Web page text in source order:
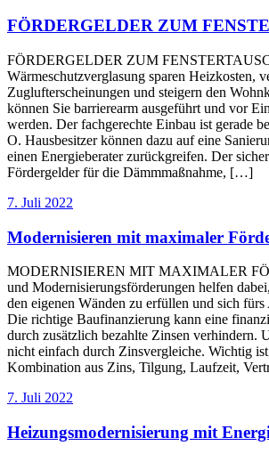
FÖRDERGELDER ZUM
FÖRDERGELDER ZUM
Wärmeschutzverglasung sparen Heizkosten,
Zuglufterscheinungen und steigern den
können Sie barrierearm ausgeführt und vor
werden. Der fachgerechte Einbau ist gerade
O. Hausbesitzer können dazu auf eine
einen Energieberater zurückgreifen. Der
Fördergelder für die Dämmmaßnahme, […]
7. Juli 2022
Modernisieren mit maximaler
MODERNISIEREN MIT MAXIMALER
und Modernisierungsförderungen helfen
den eigenen Wänden zu erfüllen und sich fürs
Die richtige Baufinanzierung kann eine
durch zusätzlich bezahlte Zinsen verhindern.
nicht einfach durch Zinsvergleiche. Wichtig
Kombination aus Zins, Tilgung, Laufzeit,
7. Juli 2022
Heizungsmodernisierung mit